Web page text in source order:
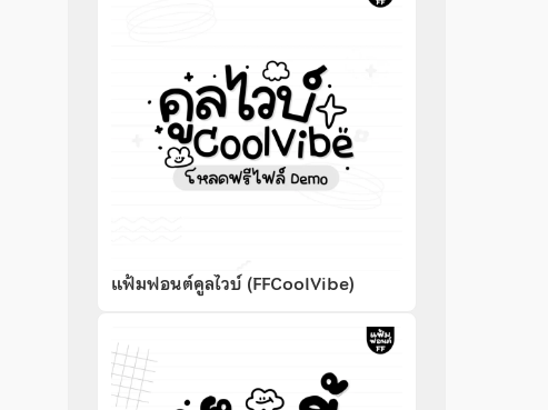
แฟ้มฟอนต์คูลไวบ์ (FFCoolVibe)